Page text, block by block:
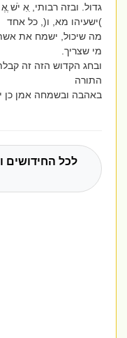
גדול. ובזה רבותי, ִאִ יׁשׁ ֶאֶ
)ישעיהו מא, ו(, כל אחד
מה שיכול, ישמח את
מי שצריך.
ובחג הקדוש הזה זה קבלת
התורה
באהבה ובשמחה אמן כן יהי
לכל החידושים